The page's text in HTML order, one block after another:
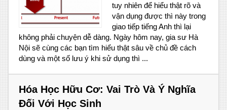
tuy nhiên để hiểu thật rõ và
vận dụng được thì này trong
giao tiếp tiếng Anh thì lại
không phải chuyện dễ dàng. Ngày hôm nay, gia sư Hà
Nội sẽ cùng các bạn tìm hiểu thật sâu về chủ đề cách
dùng và một số lưu ý khi sử dụng thì ...
Hóa Học Hữu Cơ: Vai Trò Và Ý Nghĩa
Đối Với Học Sinh